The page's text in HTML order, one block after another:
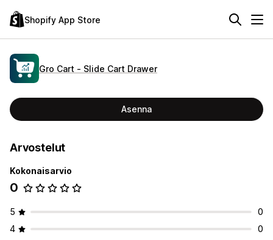
Shopify App Store
Gro Cart ‑ Slide Cart Drawer
Asenna
Arvostelut
Kokonaisarvio
0
5
0
4
0